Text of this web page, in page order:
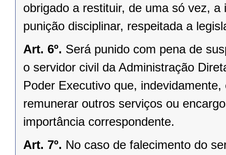
obrigado a restituir, de uma só vez,
punição disciplinar, respeitada a
Art. 6º. Será punido com pena de
o servidor civil da Administração
Poder Executivo que,
remunerar outros serviços ou
importância correspondente.
Art. 7º. No caso de falecimento do